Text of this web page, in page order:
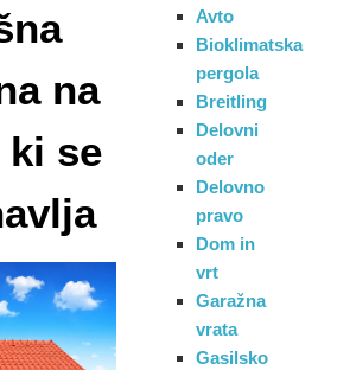
na
se
Avto
Bioklimatska
pergola
Breitling
Delovni
oder
Delovno
pravo
Dom in
vrt
Garažna
vrata
Gasilsko